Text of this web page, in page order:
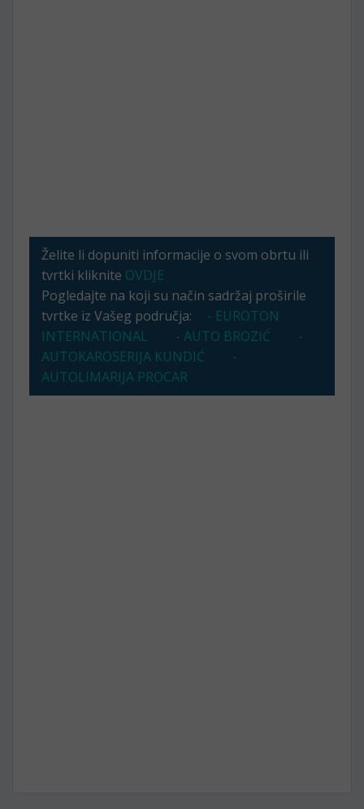
Želite li dopuniti informacije o svom obrtu ili
tvrtki kliknite OVDJE
Pogledajte na koji su način sadržaj proširile
tvrtke iz Vašeg područja:
- EUROTON
INTERNATIONAL
- AUTO BROZIĆ
-
AUTOKAROSERIJA KUNDIĆ
-
AUTOLIMARIJA PROCAR